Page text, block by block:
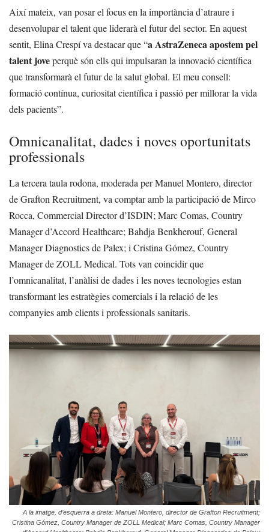
Així mateix, van posar el focus en la importància d’atraure i
desenvolupar el talent que liderarà el futur del sector. En aquest
sentit, Elina Crespí va destacar que “a AstraZeneca apostem pel
talent joveperquè són ells qui impulsaran la innovació científica
que transformarà el futur de la salut global. El meu consell:
formació contínua, curiositat científica i passió per millorar la vida
dels pacients”.
Omnicanalitat, dades i noves oportunitats
professionals
La tercera taula rodona, moderada per Manuel Montero, director
de Grafton Recruitment, va comptar amb la participació de Mirco
Rocca, Commercial Director d’ISDIN; Marc Comas, Country
Manager d’Accord Healthcare; Bahdja Benkherouf, General
Manager Diagnostics de Palex; i Cristina Gómez, Country
Manager de ZOLL Medical. Tots van coincidir que
l’omnicanalitat, l’anàlisi de dades i les noves tecnologies estan
transformant les estratègies comercials i la relació de les
companyies amb clients i professionals sanitaris.
A la imatge, d’esquerra a dreta: Manuel Montero, director de Grafton Recruitment;
Cristina Gómez, Country Manager de ZOLL Medical; Marc Comas, Country Manager